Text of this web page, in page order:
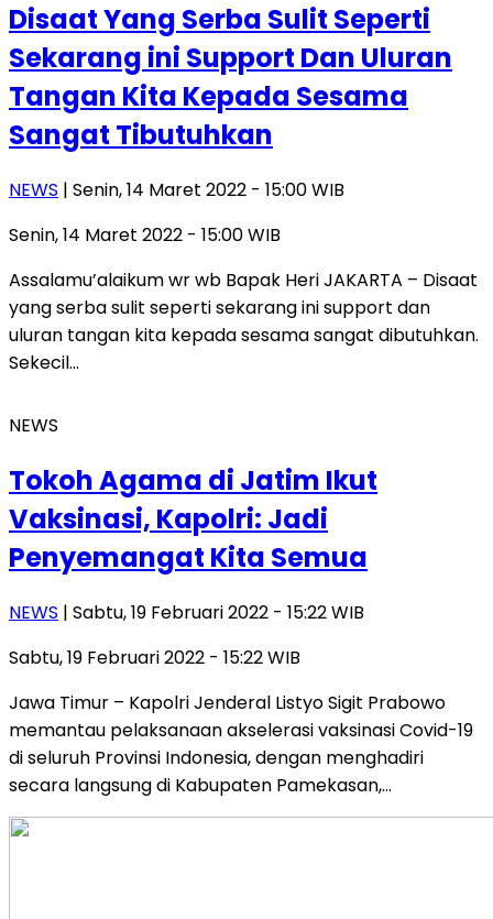
Disaat Yang Serba Sulit Seperti
Sekarang ini Support Dan Uluran
Tangan Kita Kepada Sesama
Sangat Tibutuhkan
NEWS | Senin, 14 Maret 2022 - 15:00 WIB
Senin, 14 Maret 2022 - 15:00 WIB
Assalamu’alaikum wr wb Bapak Heri JAKARTA – Disaat
yang serba sulit seperti sekarang ini support dan
uluran tangan kita kepada sesama sangat dibutuhkan.
Sekecil…
NEWS
Tokoh Agama di Jatim Ikut
Vaksinasi, Kapolri: Jadi
Penyemangat Kita Semua
NEWS | Sabtu, 19 Februari 2022 - 15:22 WIB
Sabtu, 19 Februari 2022 - 15:22 WIB
Jawa Timur – Kapolri Jenderal Listyo Sigit Prabowo
memantau pelaksanaan akselerasi vaksinasi Covid-19
di seluruh Provinsi Indonesia, dengan menghadiri
secara langsung di Kabupaten Pamekasan,…